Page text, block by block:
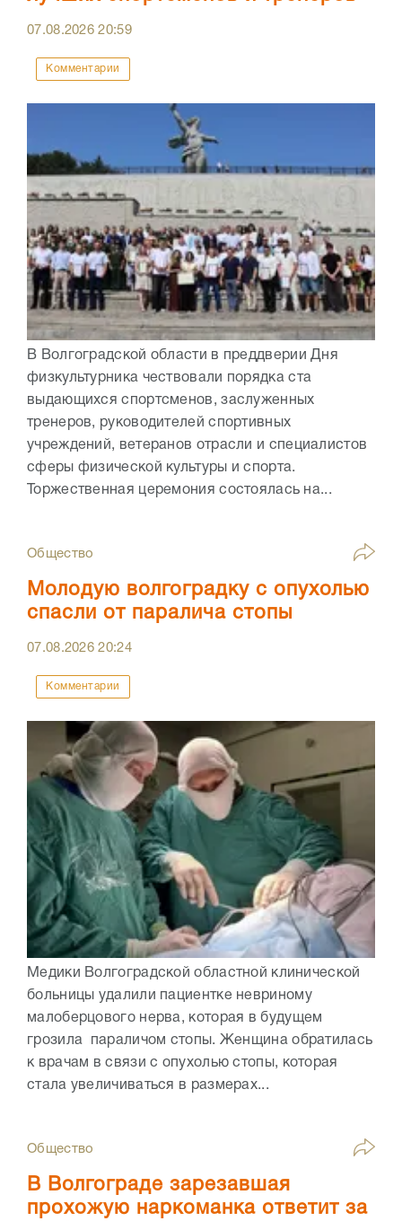
07.08.202620:59
Комментарии
В Волгоградской области в преддверии Дня
физкультурника чествовали порядка ста
выдающихся спортсменов, заслуженных
тренеров, руководителей спортивных
учреждений, ветеранов отрасли и специалистов
сферы физической культуры и спорта.
Торжественная церемония состоялась на...
Общество
Молодую волгоградку с опухолью
спасли от паралича стопы
07.08.202620:24
Комментарии
Медики Волгоградской областной клинической
больницы удалили пациентке невриному
малоберцового нерва, которая в будущем
грозила параличом стопы. Женщина обратилась
к врачам в связи с опухолью стопы, которая
стала увеличиваться в размерах...
Общество
В Волгограде зарезавшая
прохожую наркоманка ответит за